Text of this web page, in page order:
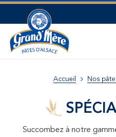
Accueil Nos
Succombez à notre